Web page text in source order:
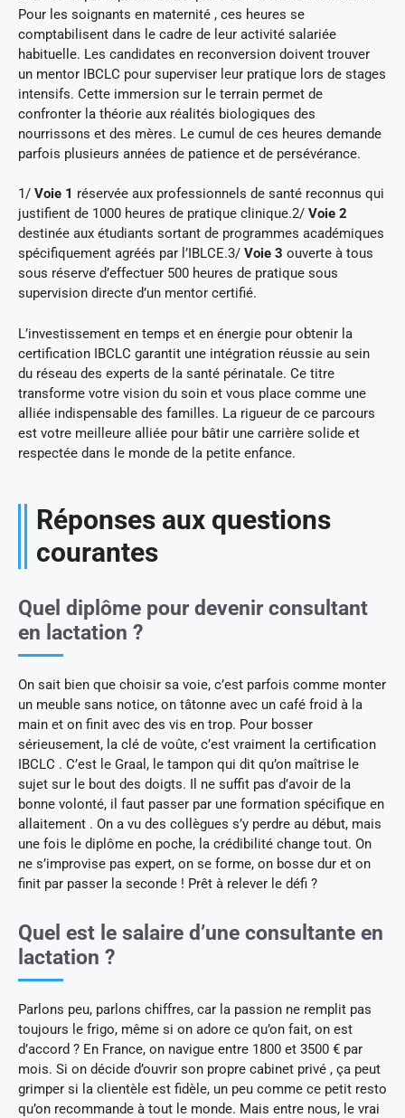
Pour les soignants en maternité , ces heures se
comptabilisent dans le cadre de leur activité salariée
habituelle. Les candidates en reconversion doivent trouver
un mentor IBCLC pour superviser leur pratique lors de stages
intensifs. Cette immersion sur le terrain permet de
confronter la théorie aux réalités biologiques des
nourrissons et des mères. Le cumul de ces heures demande
parfois plusieurs années de patience et de persévérance.
1/ Voie 1 réservée aux professionnels de santé reconnus qui
justifient de 1000 heures de pratique clinique.2/ Voie 2
destinée aux étudiants sortant de programmes académiques
spécifiquement agréés par l’IBLCE.3/ Voie 3 ouverte à tous
sous réserve d’effectuer 500 heures de pratique sous
supervision directe d’un mentor certifié.
L’investissement en temps et en énergie pour obtenir la
certification IBCLC garantit une intégration réussie au sein
du réseau des experts de la santé périnatale. Ce titre
transforme votre vision du soin et vous place comme une
alliée indispensable des familles. La rigueur de ce parcours
est votre meilleure alliée pour bâtir une carrière solide et
respectée dans le monde de la petite enfance.
Réponses aux questions
courantes
Quel diplôme pour devenir consultant
en lactation ?
On sait bien que choisir sa voie, c’est parfois comme monter
un meuble sans notice, on tâtonne avec un café froid à la
main et on finit avec des vis en trop. Pour bosser
sérieusement, la clé de voûte, c’est vraiment la certification
IBCLC . C’est le Graal, le tampon qui dit qu’on maîtrise le
sujet sur le bout des doigts. Il ne suffit pas d’avoir de la
bonne volonté, il faut passer par une formation spécifique en
allaitement . On a vu des collègues s’y perdre au début, mais
une fois le diplôme en poche, la crédibilité change tout. On
ne s’improvise pas expert, on se forme, on bosse dur et on
finit par passer la seconde ! Prêt à relever le défi ?
Quel est le salaire d’une consultante en
lactation ?
Parlons peu, parlons chiffres, car la passion ne remplit pas
toujours le frigo, même si on adore ce qu’on fait, on est
d’accord ? En France, on navigue entre 1800 et 3500 € par
mois. Si on décide d’ouvrir son propre cabinet privé , ça peut
grimper si la clientèle est fidèle, un peu comme ce petit resto
qu’on recommande à tout le monde. Mais entre nous, le vrai